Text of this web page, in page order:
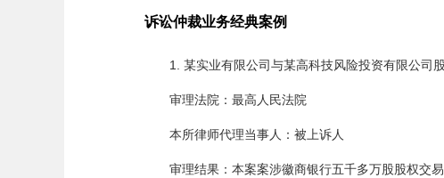
诉讼仲裁业务经典案例
1. 某实业有限公司与某高科技风险投资有限公司
审理法院：最高人民法院
本所律师代理当事人：被上诉人
审理结果：本案案涉徽商银行五千多万股股权交